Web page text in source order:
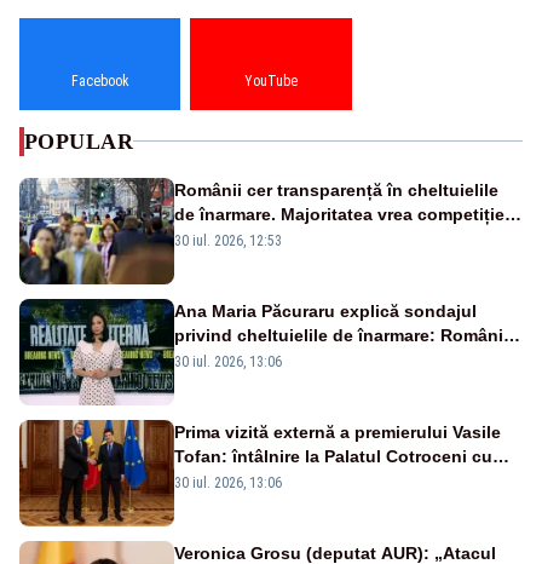
Facebook YouTube
POPULAR
Românii cer transparență în cheltuielile
de înarmare. Majoritatea vrea competiție
reală și industrie locală – SONDAJ
30 iul. 2026, 12:53
Ana Maria Păcuraru explică sondajul
privind cheltuielile de înarmare: Românii
cer transparență în achiziții și un echilibru
30 iul. 2026, 13:06
Prima vizită externă a premierului Vasile
Tofan: întâlnire la Palatul Cotroceni cu
președintele Nicușor Dan
30 iul. 2026, 13:06
Veronica Grosu (deputat AUR): „Atacul